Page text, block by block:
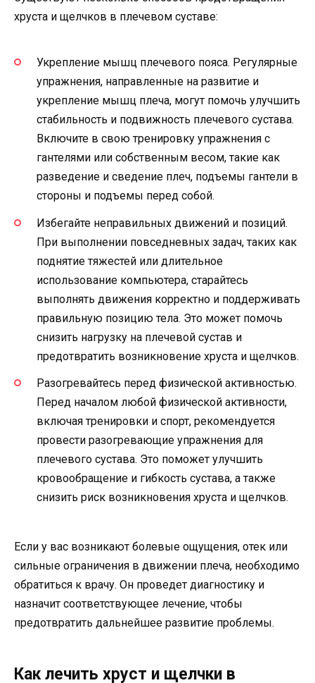
хруста и щелчков в плечевом суставе:
Укрепление мышц плечевого пояса. Регулярные
упражнения, направленные на развитие и
укрепление мышц плеча, могут помочь улучшить
стабильность и подвижность плечевого сустава.
Включите в свою тренировку упражнения с
гантелями или собственным весом, такие как
разведение и сведение плеч, подъемы гантели в
стороны и подъемы перед собой.
Избегайте неправильных движений и позиций.
При выполнении повседневных задач, таких как
поднятие тяжестей или длительное
использование компьютера, старайтесь
выполнять движения корректно и поддерживать
правильную позицию тела. Это может помочь
снизить нагрузку на плечевой сустав и
предотвратить возникновение хруста и щелчков.
Разогревайтесь перед физической активностью.
Перед началом любой физической активности,
включая тренировки и спорт, рекомендуется
провести разогревающие упражнения для
плечевого сустава. Это поможет улучшить
кровообращение и гибкость сустава, а также
снизить риск возникновения хруста и щелчков.
Если у вас возникают болевые ощущения, отек или
сильные ограничения в движении плеча, необходимо
обратиться к врачу. Он проведет диагностику и
назначит соответствующее лечение, чтобы
предотвратить дальнейшее развитие проблемы.
Как лечить хруст и щелчки в